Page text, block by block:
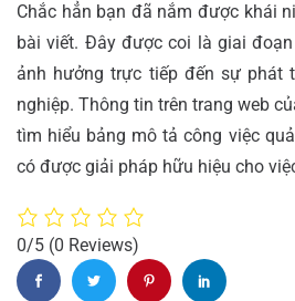
Chắc hẳn bạn đã nắm được khái
bài viết. Đây được coi là giai
ảnh hưởng trực tiếp đến sự phát
nghiệp. Thông tin trên trang web
tìm hiểu bảng mô tả công việc
có được giải pháp hữu hiệu cho
0/5 (0 Reviews)